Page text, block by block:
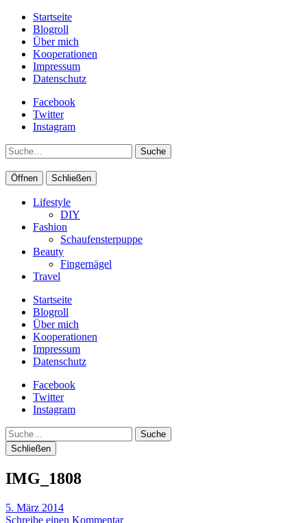
Startseite
Blogroll
Über mich
Kooperationen
Impressum
Datenschutz
Facebook
Twitter
Instagram
Suche
Öffnen Schließen
Lifestyle
DIY
Fashion
Schaufensterpuppe
Beauty
Fingernägel
Travel
Startseite
Blogroll
Über mich
Kooperationen
Impressum
Datenschutz
Facebook
Twitter
Instagram
Suche
Schließen
IMG_1808
5. März 2014
Schreibe einen Kommentar